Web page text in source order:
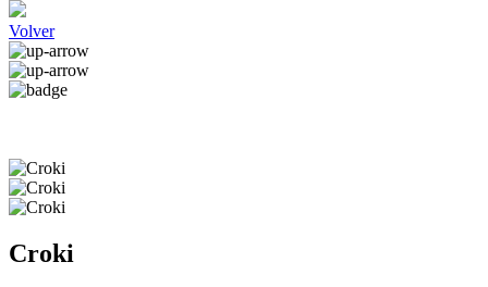
Volver
Croki